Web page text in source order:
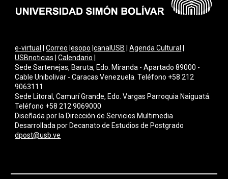
e-virtual |Correo |esopo |canalUSB |Agenda Cultural
USBnoticias |Calendario
Sede Sartenejas, Baruta, Edo. Miranda - Apartado 89000 -
Cable Unibolivar - Caracas Venezuela. Teléfono +58 212
9063111
Sede Litoral, Camurí Grande, Edo. Vargas Parroquia Naiguatá.
Teléfono +58 212 9069000
Diseñada por la Dirección de Servicios Multimedia
Desarrollada por Decanato de Estudios de Postgrado
dpost@usb.ve